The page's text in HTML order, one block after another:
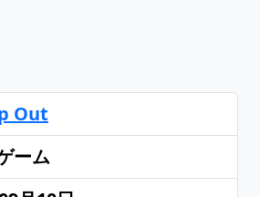
Out
ーム